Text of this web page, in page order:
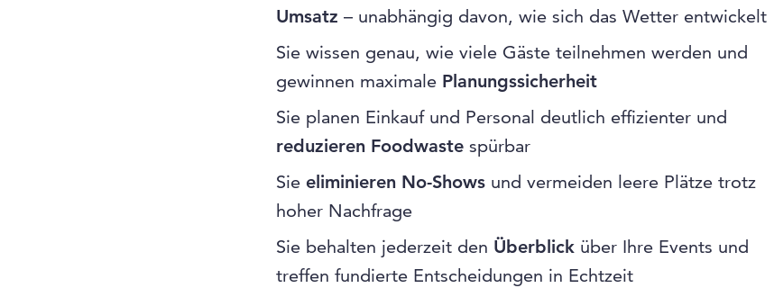
Umsatz – unabhängig davon, wie sich das Wetter entwickelt
Sie wissen genau, wie viele Gäste teilnehmen werden und
gewinnen maximale Planungssicherheit
Sie planen Einkauf und Personal deutlich effizienter und
reduzieren Foodwastespürbar
Sie eliminieren No-Showsund vermeiden leere Plätze trotz
hoher Nachfrage
Sie behalten jederzeit den Überblicküber Ihre Events und
treffen fundierte Entscheidungen in Echtzeit